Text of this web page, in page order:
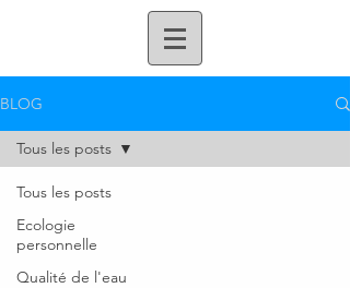
BLOG
Tous les posts
Ecologie
personnelle
Qualité de l'eau
Tous les posts